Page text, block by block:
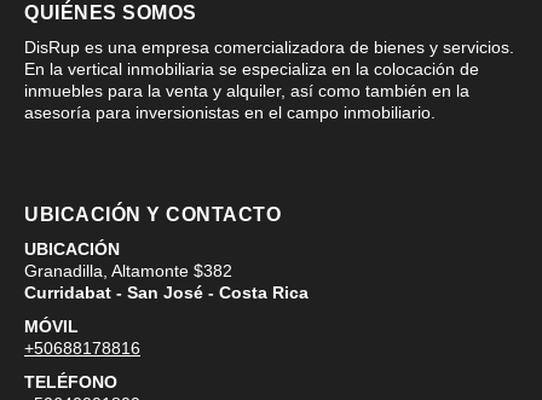
QUIÉNES SOMOS
DisRup es una empresa comercializadora de bienes y servicios.
En la vertical inmobiliaria se especializa en la colocación de
inmuebles para la venta y alquiler, así como también en la
asesoría para inversionistas en el campo inmobiliario.
UBICACIÓN Y CONTACTO
UBICACIÓN
Granadilla, Altamonte $382
Curridabat - San José - Costa Rica
MÓVIL
+50688178816
TELÉFONO